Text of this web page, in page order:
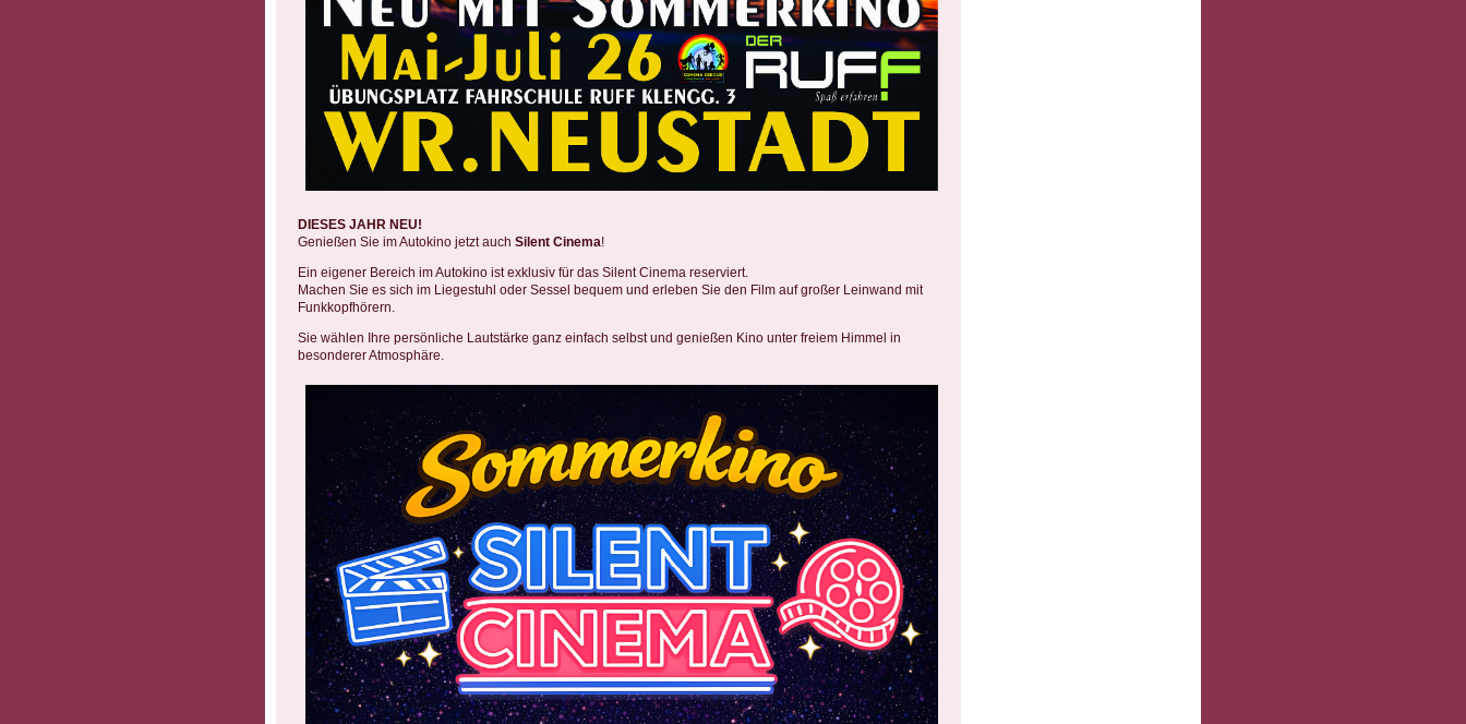
DIESES JAHR NEU!
Genießen Sie im Autokino jetzt auch Silent Cinema!
Ein eigener Bereich im Autokino ist exklusiv für das Silent Cinema reserviert.
Machen Sie es sich im Liegestuhl oder Sessel bequem und erleben Sie den Film auf großer Leinwand mit
Funkkopfhörern.
Sie wählen Ihre persönliche Lautstärke ganz einfach selbst und genießen Kino unter freiem Himmel in
besonderer Atmosphäre.